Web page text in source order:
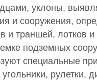
уклоны,
и сооружения,
и траншей, лотков
подземных
специальные
рулетки,